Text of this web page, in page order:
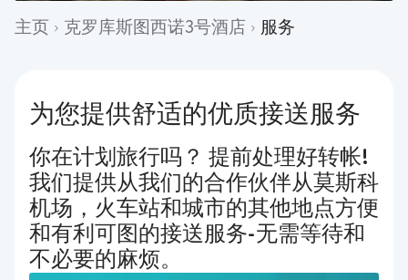
主页 克罗库斯图西诺3号酒店 服务
为您提供舒适的优质接送服务
你在计划旅行吗？ 提前处理好转帐!
我们提供从我们的合作伙伴从莫斯科
机场，火车站和城市的其他地点方便
和有利可图的接送服务-无需等待和
不必要的麻烦。